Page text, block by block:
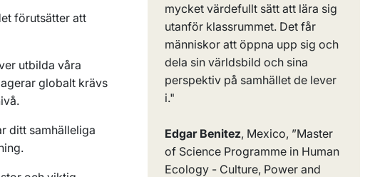
förutsätter att
utbilda våra
globalt krävs
ditt samhälleliga
mycket värdefullt sätt att lära sig
utanför klassrummet. Det får
människor att öppna upp sig och
dela sin världsbild och sina
perspektiv på samhället de lever
i."
Edgar Benitez, Mexico, ”Master
of Science Programme in Human
Ecology - Culture, Power and